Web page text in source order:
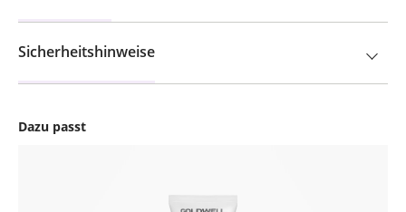
Dazu passt
Sicherheitshinweise